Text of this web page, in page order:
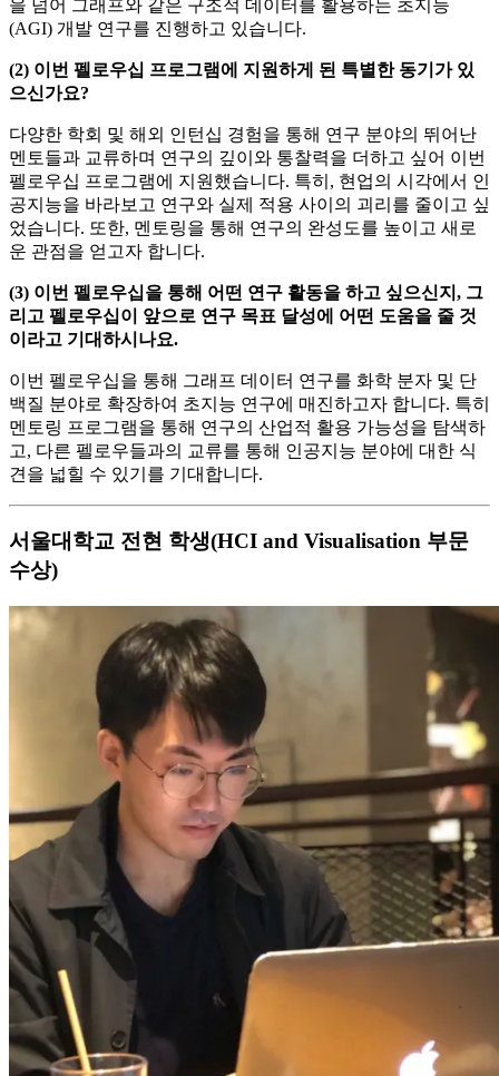
을 넘어 그래프와 같은 구조적 데이터를 활용하는 초지능
(AGI) 개발 연구를 진행하고 있습니다.
(2) 이번 펠로우십 프로그램에 지원하게 된 특별한 동기가 있
으신가요?
다양한 학회 및 해외 인턴십 경험을 통해 연구 분야의 뛰어난
멘토들과 교류하며 연구의 깊이와 통찰력을 더하고 싶어 이번
펠로우십 프로그램에 지원했습니다. 특히, 현업의 시각에서 인
공지능을 바라보고 연구와 실제 적용 사이의 괴리를 줄이고 싶
었습니다. 또한, 멘토링을 통해 연구의 완성도를 높이고 새로
운 관점을 얻고자 합니다.
(3) 이번 펠로우십을 통해 어떤 연구 활동을 하고 싶으신지, 그
리고 펠로우십이 앞으로 연구 목표 달성에 어떤 도움을 줄 것
이라고 기대하시나요.
이번 펠로우십을 통해 그래프 데이터 연구를 화학 분자 및 단
백질 분야로 확장하여 초지능 연구에 매진하고자 합니다. 특히
멘토링 프로그램을 통해 연구의 산업적 활용 가능성을 탐색하
고, 다른 펠로우들과의 교류를 통해 인공지능 분야에 대한 식
견을 넓힐 수 있기를 기대합니다.
서울대학교 전현 학생(HCI and Visualisation 부문
수상)